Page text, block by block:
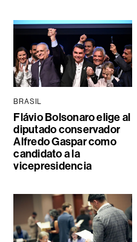
BRASIL
Flávio Bolsonaro elige al
diputado conservador
Alfredo Gaspar como
candidato a la
vicepresidencia